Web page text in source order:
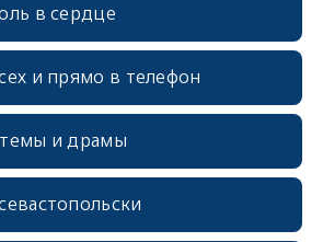
в сердце
и прямо в телефон
и драмы
erid: 2SDnjcrDNw6